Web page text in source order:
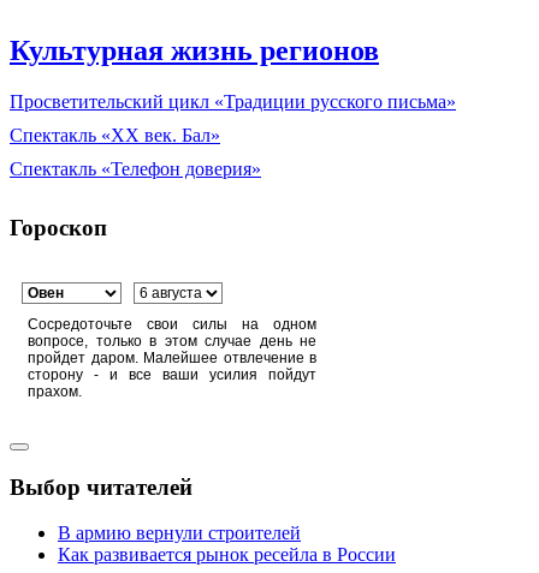
Культурная жизнь регионов
Просветительский цикл «Традиции русского письма»
Спектакль «XX век. Бал»
Спектакль «Телефон доверия»
Гороскоп
Сосредоточьте свои силы на одном
вопросе, только в этом случае день не
пройдет даром. Малейшее отвлечение в
сторону - и все ваши усилия пойдут
прахом.
Выбор читателей
В армию вернули строителей
Как развивается рынок ресейла в России